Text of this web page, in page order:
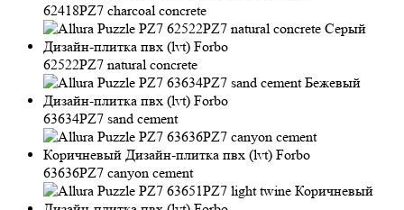
62418PZ7 charcoal concrete
62522PZ7 natural concrete
63634PZ7 sand cement
63636PZ7 canyon cement